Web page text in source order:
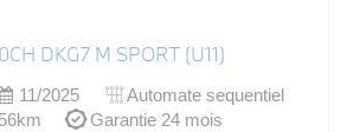
DKG7 M SPORT (U11)
11/2025
Automate sequentiel
Garantie 24 mois